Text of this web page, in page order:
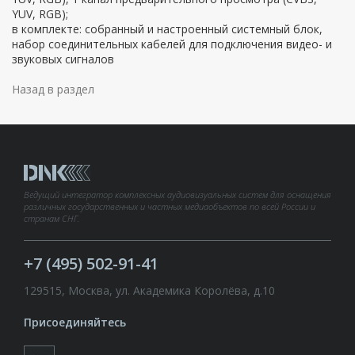
YUV, RGB);
в комплекте: собранный и настроенный системный блок,
набор соединительных кабелей для подключения видео- и
звуковых сигналов
Назад в раздел
Ведущий интегратор комплексных аудиовизуальных систем для оснащения
различных государственных и частных медиаобъектов по всей России и
странам СНГ.
+7 (495) 502-91-41
129515, Москва, ул. Академика Королёва, д.10
Присоединяйтесь